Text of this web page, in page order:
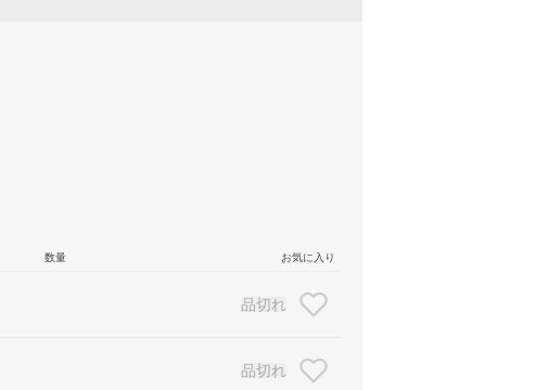
数量 お気に入り
品切れ
品切れ